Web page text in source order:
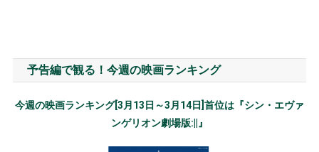
予告編で観る！今週の映画ランキング
今週の映画ランキング[3月13日～3月14日]首位は『シン・エヴァ
ンゲリオン劇場版:||』